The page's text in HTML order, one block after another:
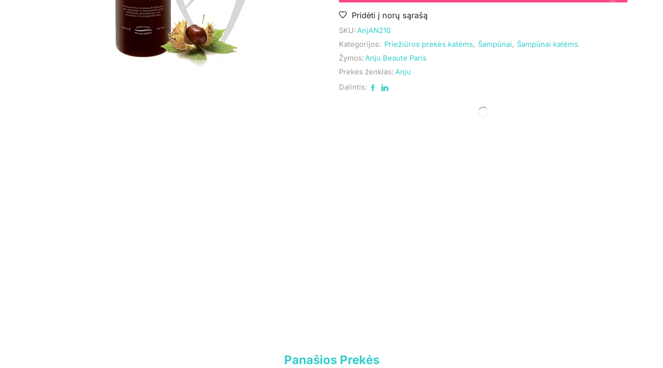
Pridėti į norų sąrašą
SKU: AnjAN210
Kategorijos: Priežiūros prekės katėms, Šampūnai, Šampūnai katėms
Žymos:Anju Beaute Paris
Prekės ženklas: Anju
Dalintis:
Panašios Prekės